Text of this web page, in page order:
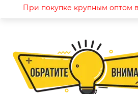
При покупке крупным оптом